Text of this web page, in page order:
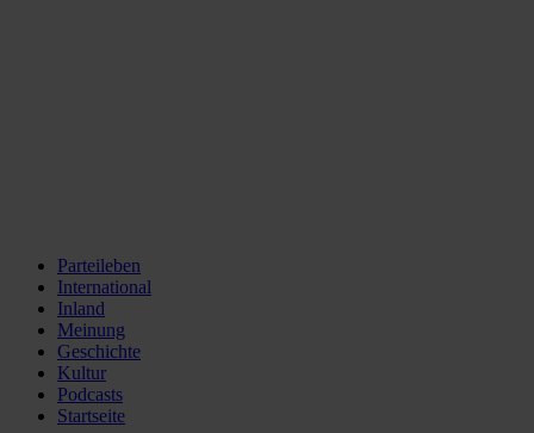
Parteileben
International
Inland
Meinung
Geschichte
Kultur
Podcasts
Startseite